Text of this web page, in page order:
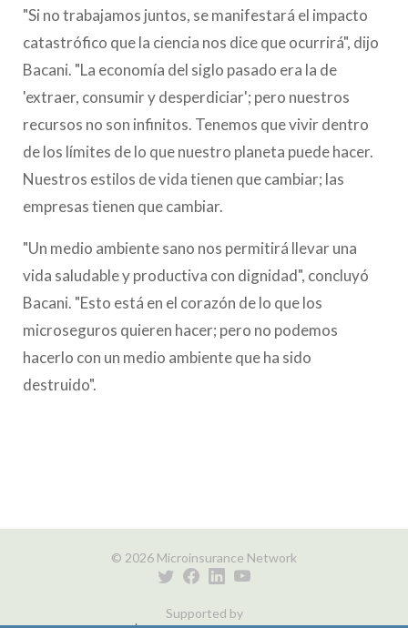
"Si no trabajamos juntos, se manifestará el impacto
catastrófico que la ciencia nos dice que ocurrirá", dijo
Bacani. "La economía del siglo pasado era la de
'extraer, consumir y desperdiciar'; pero nuestros
recursos no son infinitos. Tenemos que vivir dentro
de los límites de lo que nuestro planeta puede hacer.
Nuestros estilos de vida tienen que cambiar; las
empresas tienen que cambiar.
"Un medio ambiente sano nos permitirá llevar una
vida saludable y productiva con dignidad", concluyó
Bacani. "Esto está en el corazón de lo que los
microseguros quieren hacer; pero no podemos
hacerlo con un medio ambiente que ha sido
destruido".
© 2026 Microinsurance Network
Supported by